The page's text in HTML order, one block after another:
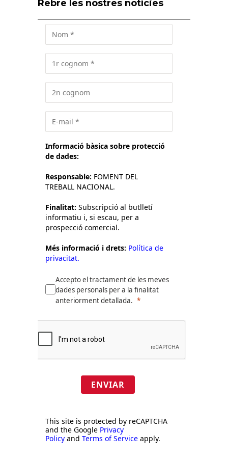
Rebre les nostres notícies
Informació bàsica sobre protecció
de dades:
Responsable: FOMENT DEL
TREBALL NACIONAL.
Finalitat: Subscripció al butlletí
informatiu i, si escau, per a
prospecció comercial.
Més informació i drets: Política de
privacitat.
Accepto el tractament de les meves
dades personals per a la finalitat
anteriorment detallada.
ENVIAR
This site is protected by reCAPTCHA
and the Google Privacy
Policy and Terms of Service apply.